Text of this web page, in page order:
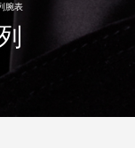
腕表